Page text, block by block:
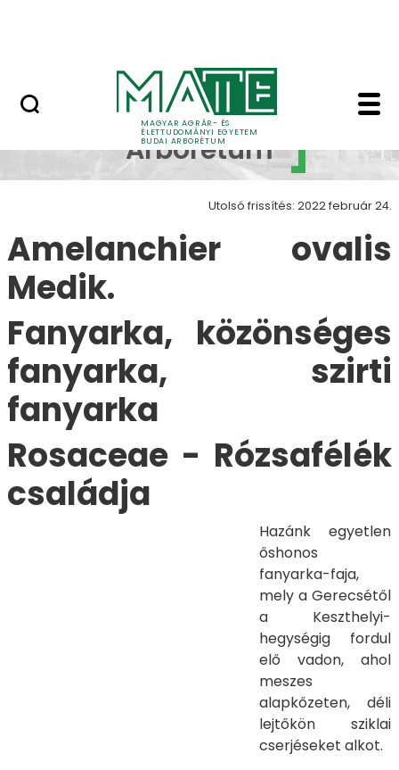
MAGYAR AGRÁR- ÉS
ÉLETTUDOMÁNYI EGYETEM
BUDAI ARBORÉTUM
Amelanchier ovalis
Budai
Arborétum
Utolsó frissítés: 2022 február 24.
Amelanchier ovalis
Medik.
Fanyarka, közönséges
fanyarka, szirti
fanyarka
Rosaceae - Rózsafélék
családja
Hazánk egyetlen
őshonos
fanyarka-faja,
mely a Gerecsétől
a Keszthelyi-
hegységig fordul
elő vadon, ahol
meszes
alapkőzeten, déli
lejtőkön sziklai
cserjéseket alkot.